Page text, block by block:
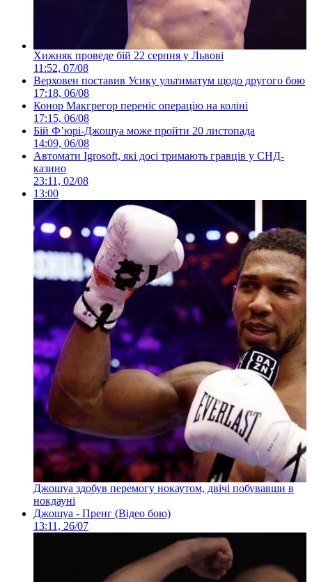
Хижняк проведе бій 22 серпня у Львові
11:52, 07/08
Верховен поставив Усику ультиматум щодо другого бою
17:18, 06/08
Конор Макгрегор переніс операцію на коліні
17:15, 06/08
Бій Ф’юрі-Джошуа може пройти 20 листопада
14:09, 06/08
Автомати Igrosoft, які досі тримають гравців у СНД-
казино
23:11, 02/08
13:00
Джошуа здобув перемогу нокаутом, двічі побувавши в
нокдауні
Джошуа - Пренг (Відео бою)
13:11, 26/07